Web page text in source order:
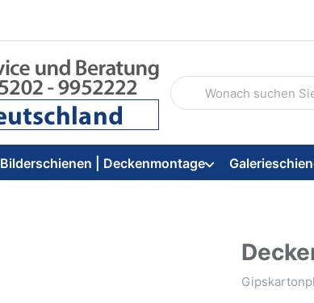
Geben Sie einen
Bilderschienen | Deckenmontage